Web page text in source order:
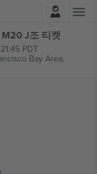
J조 티켓
PDT
Bay Area,